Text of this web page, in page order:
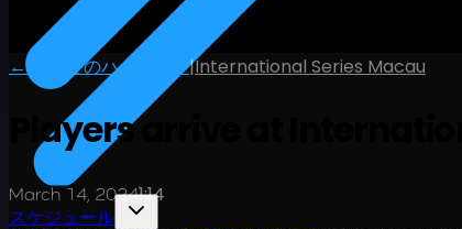
スケジュール
← すべてのハイライト|International Series Macau
Players arrive at
March 14, 20241:14